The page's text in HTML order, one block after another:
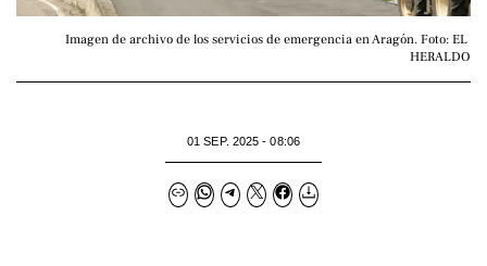
Imagen de archivo de los servicios de emergencia en Aragón. Foto: EL
HERALDO
01 SEP. 2025 - 08:06